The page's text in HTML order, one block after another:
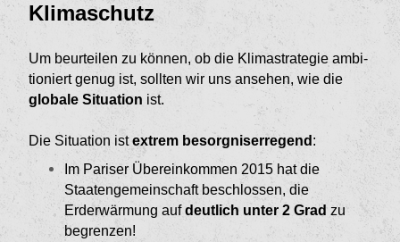
Klimaschutz
Um beurteilen zu können, ob die Klimastrategie ambi­
tioniert genug ist, sollten wir uns ansehen, wie die
globale Situation ist.
Die Situation istextrem besorgniserregend :
Im Pariser Übereinkommen 2015 hat die
Staaten­gemeinschaft beschlossen, die
Erderwärmung aufdeutlich unter 2 Grad zu
begrenzen!